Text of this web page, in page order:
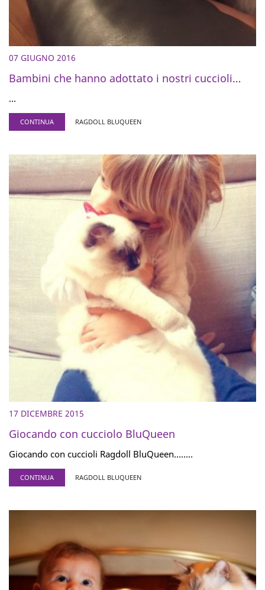
07 GIUGNO 2016
Bambini che hanno adottato i nostri cuccioli…
...
CONTINUA RAGDOLL BLUQUEEN
17 DICEMBRE 2015
Giocando con cucciolo BluQueen
Giocando con cuccioli Ragdoll BluQueen….....
CONTINUA RAGDOLL BLUQUEEN